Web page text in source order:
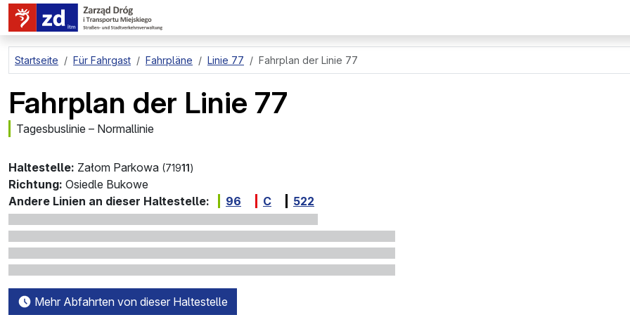
zum Hauptinhalt springen
Startseite Für Fahrgast Fahrpläne Linie 77 Fahrplan der Linie 77
Fahrplan der Linie 77
Tagesbuslinie – Normallinie
Haltestelle: Załom Parkowa (71911)
Richtung: Osiedle Bukowe
Andere Linien an dieser Haltestelle:
96 C 522
Mehr Abfahrten von dieser Haltestelle